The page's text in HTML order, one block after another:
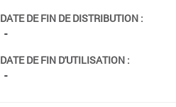
DATE DE FIN DE DISTRIBUTION :
-
DATE DE FIN D'UTILISATION :
-